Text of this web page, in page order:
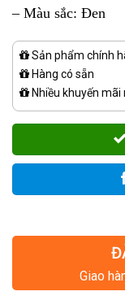
– Màu sắc: Đen
Sản phẩm chính
Hàng có sẵn
Nhiều khuyến mãi
Giao